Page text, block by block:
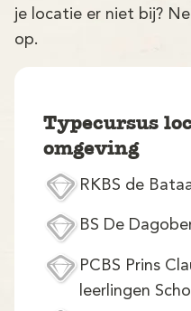
je locatie er niet bij?
op.
Typecursus
omgeving
RKBS de
BS De
PCBS Prins
leerlingen